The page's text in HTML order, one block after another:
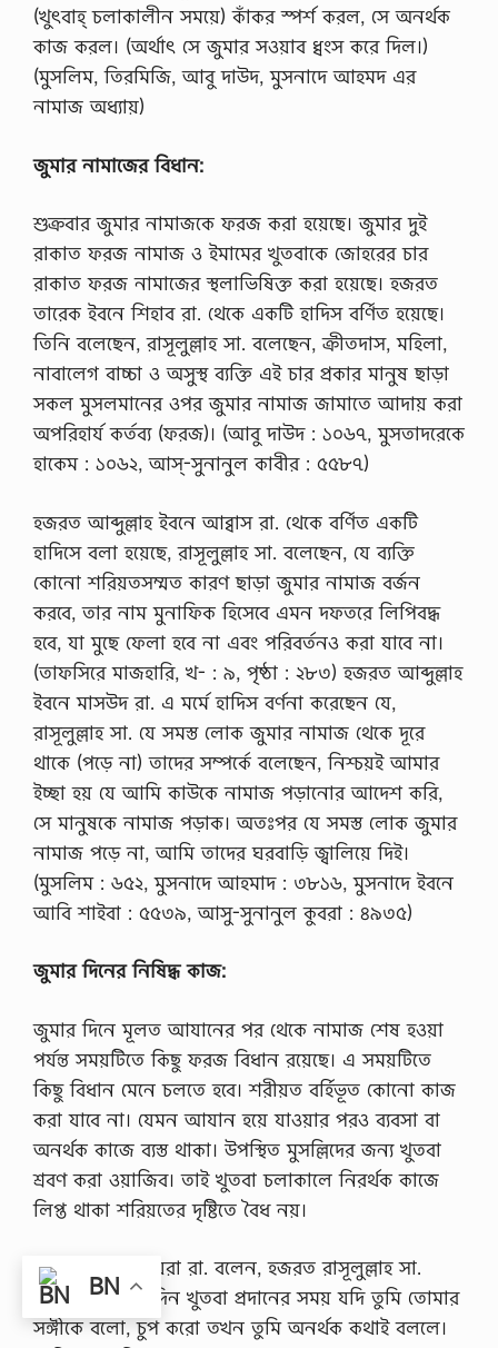
(খুৎবাহ্ চলাকালীন সময়ে) কাঁকর স্পর্শ করল, সে অনর্থক
কাজ করল। (অর্থাৎ সে জুমার সওয়াব ধ্বংস করে দিল।)
(মুসলিম, তিরমিজি, আবু দাউদ, মুসনাদে আহমদ এর
নামাজ অধ্যায়)
জুমারনামাজেরবিধান:
শুক্রবার জুমার নামাজকে ফরজ করা হয়েছে। জুমার দুই
রাকাত ফরজ নামাজ ও ইমামের খুতবাকে জোহরের চার
রাকাত ফরজ নামাজের স্থলাভিষিক্ত করা হয়েছে। হজরত
তারেক ইবনে শিহাব রা. থেকে একটি হাদিস বর্ণিত হয়েছে।
তিনি বলেছেন, রাসূলুল্লাহ সা. বলেছেন, ক্রীতদাস, মহিলা,
নাবালেগ বাচ্চা ও অসুস্থ ব্যক্তি এই চার প্রকার মানুষ ছাড়া
সকল মুসলমানের ওপর জুমার নামাজ জামাতে আদায় করা
অপরিহার্য কর্তব্য (ফরজ)। (আবু দাউদ : ১০৬৭, মুসতাদরেকে
হাকেম : ১০৬২, আস্-সুনানুল কাবীর : ৫৫৮৭)
হজরত আব্দুল্লাহ ইবনে আব্বাস রা. থেকে বর্ণিত একটি
হাদিসে বলা হয়েছে, রাসূলুল্লাহ সা. বলেছেন, যে ব্যক্তি
কোনো শরিয়তসম্মত কারণ ছাড়া জুমার নামাজ বর্জন
করবে, তার নাম মুনাফিক হিসেবে এমন দফতরে লিপিবদ্ধ
হবে, যা মুছে ফেলা হবে না এবং পরিবর্তনও করা যাবে না।
(তাফসিরে মাজহারি, খ- : ৯, পৃষ্ঠা : ২৮৩) হজরত আব্দুল্লাহ
ইবনে মাসউদ রা. এ মর্মে হাদিস বর্ণনা করেছেন যে,
রাসূলুল্লাহ সা. যে সমস্ত লোক জুমার নামাজ থেকে দূরে
থাকে (পড়ে না) তাদের সম্পর্কে বলেছেন, নিশ্চয়ই আমার
ইচ্ছা হয় যে আমি কাউকে নামাজ পড়ানোর আদেশ করি,
সে মানুষকে নামাজ পড়াক। অতঃপর যে সমস্ত লোক জুমার
নামাজ পড়ে না, আমি তাদের ঘরবাড়ি জ্বালিয়ে দিই।
(মুসলিম : ৬৫২, মুসনাদে আহমাদ : ৩৮১৬, মুসনাদে ইবনে
আবি শাইবা : ৫৫৩৯, আসু-সুনানুল কুবরা : ৪৯৩৫)
জুমারদিনেরনিষিদ্ধকাজ:
জুমার দিনে মূলত আযানের পর থেকে নামাজ শেষ হওয়া
পর্যন্ত সময়টিতে কিছু ফরজ বিধান রয়েছে। এ সময়টিতে
কিছু বিধান মেনে চলতে হবে। শরীয়ত বর্হিভূত কোনো কাজ
করা যাবে না। যেমন আযান হয়ে যাওয়ার পরও ব্যবসা বা
অনর্থক কাজে ব্যস্ত থাকা। উপস্থিত মুসল্লিদের জন্য খুতবা
শ্রবণ করা ওয়াজিব। তাই খুতবা চলাকালে নিরর্থক কাজে
লিপ্ত থাকা শরিয়তের দৃষ্টিতে বৈধ নয়।
হজরত আবু হুরায়রা রা. বলেন, হজরত রাসূলুল্লাহ সা.
বলেছেন, জুমার দিন খুতবা প্রদানের সময় যদি তুমি তোমার
সঙ্গীকে বলো, চুপ করো তখন তুমি অনর্থক কথাই বললে।
BN